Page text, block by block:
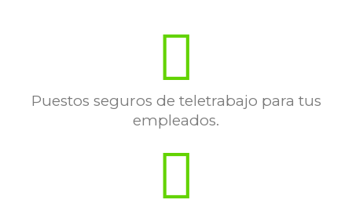
Puestos seguros de teletrabajo para tus
empleados.